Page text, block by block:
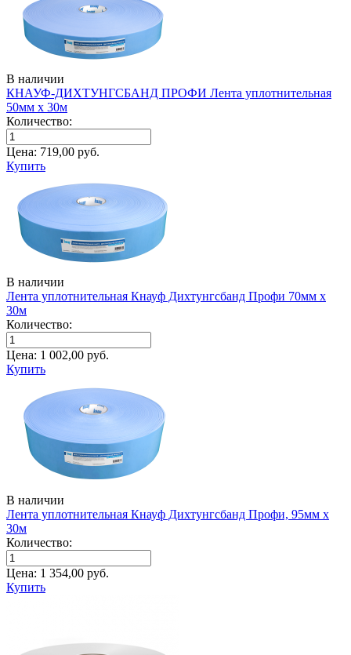
В наличии
КНАУФ-ДИХТУНГСБАНД ПРОФИ Лента уплотнительная
50мм х 30м
Количество:
Цена: 719,00 руб.
Купить
В наличии
Лента уплотнительная Кнауф Дихтунгсбанд Профи 70мм х
30м
Количество:
Цена: 1 002,00 руб.
Купить
В наличии
Лента уплотнительная Кнауф Дихтунгсбанд Профи, 95мм х
30м
Количество:
Цена: 1 354,00 руб.
Купить